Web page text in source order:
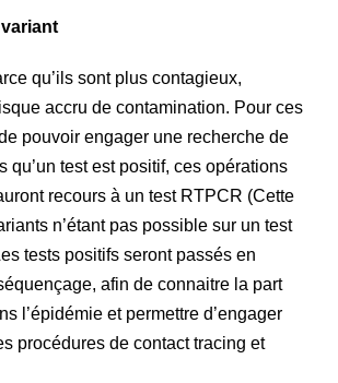
qu’ils sont plus contagieux,
accru de contamination. Pour ces
pouvoir engager une recherche de
qu’un test est positif, ces opérations
recours à un test RTPCR (Cette
n’étant pas possible sur un test
tests positifs seront passés en
afin de connaitre la part
l’épidémie et permettre d’engager
procédures de contact tracing et